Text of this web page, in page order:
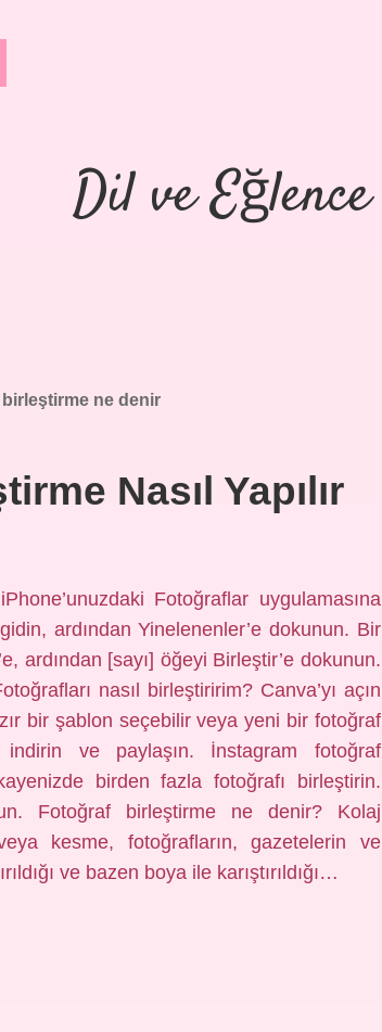
Dil ve Eğlence
ne denir
Nasıl Yapılır
Fotoğraflar uygulamasına
ardından Yinelenenler’e dokunun. Bir
ardından [sayı] öğeyi Birleştir’e dokunun.
nasıl birleştiririm? Canva’yı açın
bir şablon seçebilir veya yeni bir fotoğraf
indirin ve paylaşın. İnstagram fotoğraf
birden fazla fotoğrafı birleştirin.
Fotoğraf birleştirme ne denir? Kolaj
kesme, fotoğrafların, gazetelerin ve
ve bazen boya ile karıştırıldığı…